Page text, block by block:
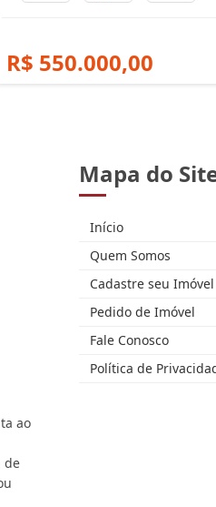
R$ 550.000,00
ao
de
Mapa do
Início
Quem Somos
Cadastre seu Imóvel
Pedido de Imóvel
Fale Conosco
Política de